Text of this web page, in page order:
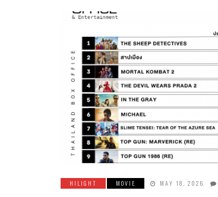
HILIGHT MOVIE MAY 18, 2026